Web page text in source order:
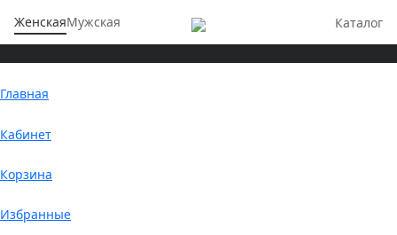
ЖенскаяМужская Каталог
Главная
Кабинет
Корзина
Избранные